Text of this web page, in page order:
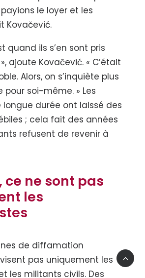
le loyer et les
Kovačević.
quand ils s’en sont pris
ajoute Kovačević. « C’était
Alors, on s’inquiète plus
pour soi-même. » Les
longue durée ont laissé des
; cela fait des années
refusent de revenir à
ce ne sont pas
les
de diffamation
pas uniquement les
les militants civils. Des